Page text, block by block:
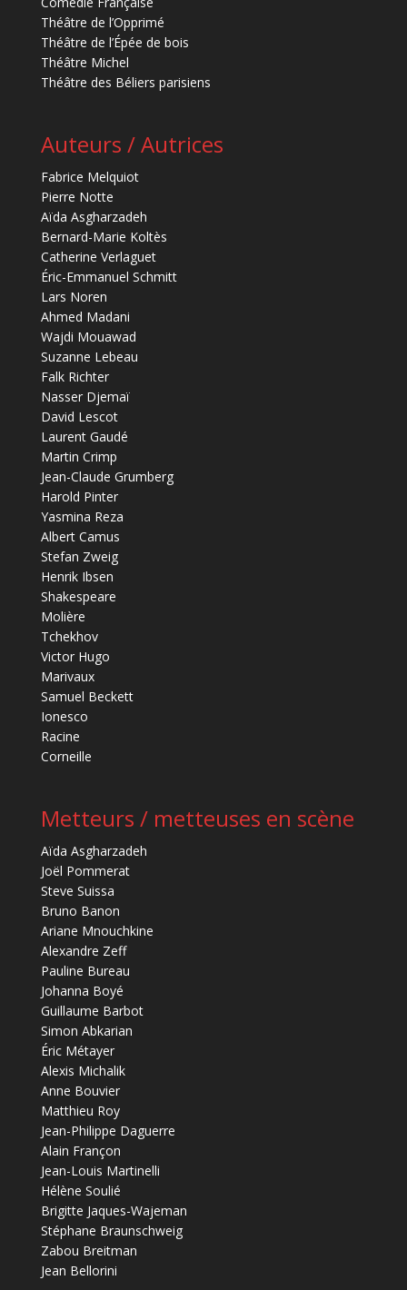
Théâtre de l’Opprimé
Théâtre de l’Épée de bois
Théâtre Michel
Théâtre des Béliers parisiens
Auteurs / Autrices
Fabrice Melquiot
Pierre Notte
Aïda Asgharzadeh
Bernard-Marie Koltès
Catherine Verlaguet
Éric-Emmanuel Schmitt
Lars Noren
Ahmed Madani
Wajdi Mouawad
Suzanne Lebeau
Falk Richter
Nasser Djemaï
David Lescot
Laurent Gaudé
Martin Crimp
Jean-Claude Grumberg
Harold Pinter
Yasmina Reza
Albert Camus
Stefan Zweig
Henrik Ibsen
Shakespeare
Molière
Tchekhov
Victor Hugo
Marivaux
Samuel Beckett
Ionesco
Racine
Corneille
Metteurs / metteuses en scène
Aïda Asgharzadeh
Joël Pommerat
Steve Suissa
Bruno Banon
Ariane Mnouchkine
Alexandre Zeff
Pauline Bureau
Johanna Boyé
Guillaume Barbot
Simon Abkarian
Éric Métayer
Alexis Michalik
Anne Bouvier
Matthieu Roy
Jean-Philippe Daguerre
Alain Françon
Jean-Louis Martinelli
Hélène Soulié
Brigitte Jaques-Wajeman
Stéphane Braunschweig
Zabou Breitman
Jean Bellorini